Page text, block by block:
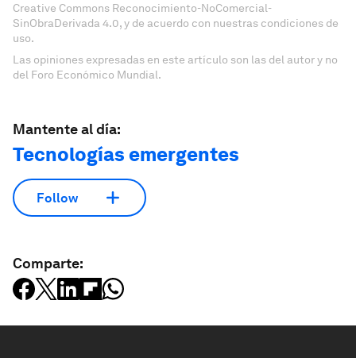
Creative Commons Reconocimiento-NoComercial-
SinObraDerivada 4.0, y de acuerdo con nuestras condiciones de
uso.
Las opiniones expresadas en este artículo son las del autor y no
del Foro Económico Mundial.
Mantente al día:
Tecnologías emergentes
Follow
Comparte: